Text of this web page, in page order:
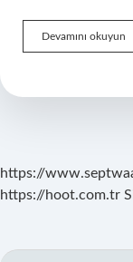
Devamını okuyun
https://
https://hoot.com.tr